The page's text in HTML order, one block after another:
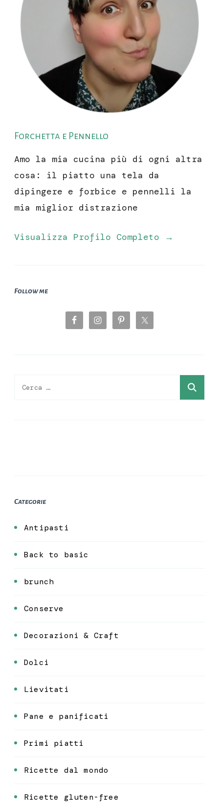
Forchetta e Pennello
Amo la mia cucina più di ogni altra
cosa: il piatto una tela da
dipingere e forbice e pennelli la
mia miglior distrazione
Visualizza Profilo Completo →
Follow me
Ricerca
Categorie
Antipasti
Back to basic
brunch
Conserve
Decorazioni & Craft
Dolci
Lievitati
Pane e panificati
Primi piatti
Ricette dal mondo
Ricette gluten-free